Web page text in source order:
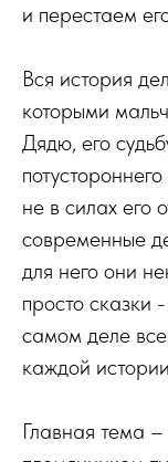
и перестаем
Вся история
которыми
Дядю, его
не в силах его
современные
для него они
просто сказки
самом деле
каждой
Главная тема